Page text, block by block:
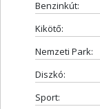
Benzinkút:
Kikötő:
Nemzeti Park:
Diszkó:
Sport: